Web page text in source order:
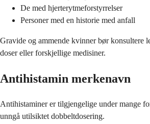
De med hjerterytmeforstyrrelser
Personer med en historie med anfall
Gravide og ammende kvinner bør konsultere
doser eller forskjellige medisiner.
Antihistamin merkenavn
Antihistaminer er tilgjengelige under mange
unngå utilsiktet dobbeltdosering.